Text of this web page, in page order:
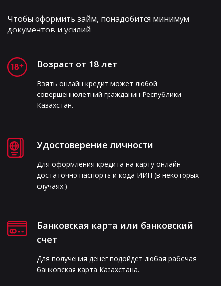
Чтобы оформить займ, понадобится минимум
документов и усилий
Возраст от 18 лет
Взять онлайн кредит может любой
совершеннолетний гражданин Республики
Казахстан.
Удостоверение личности
Для оформления кредита на карту онлайн
достаточно паспорта и кода ИИН (в некоторых
случаях.)
Банковская карта или банковский
счет
Для получения денег подойдет любая рабочая
банковская карта Казахстана.